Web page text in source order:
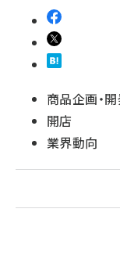
商品企画・開
開店
業界動向